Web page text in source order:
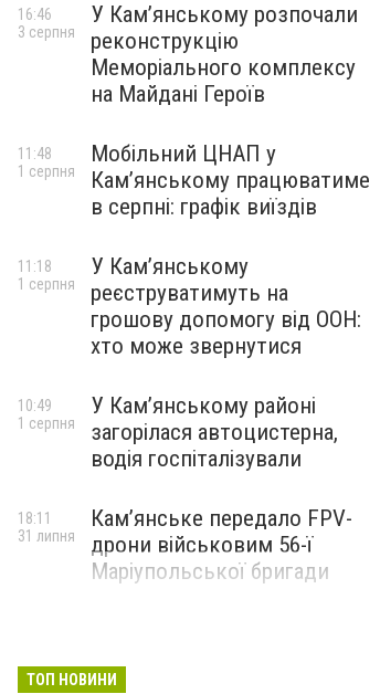
У Кам’янському розпочали
реконструкцію
Меморіального комплексу
на Майдані Героїв
16:46
3 серпня
Мобільний ЦНАП у
Кам’янському працюватиме
в серпні: графік виїздів
11:48
1 серпня
У Кам’янському
реєструватимуть на
грошову допомогу від ООН:
хто може звернутися
11:18
1 серпня
У Кам’янському районі
загорілася автоцистерна,
водія госпіталізували
10:49
1 серпня
Кам’янське передало FPV-
дрони військовим 56-ї
Маріупольської бригади
18:11
31 липня
ТОП НОВИНИ